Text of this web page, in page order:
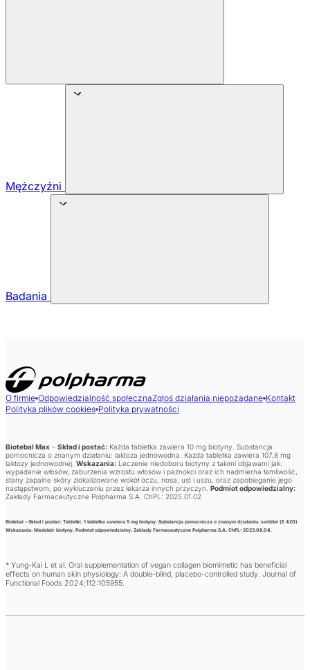
Mężczyźni
Badania
O firmie Odpowiedzialność społecznaZgłoś działania niepożądane Kontakt
Polityka plików cookies Polityka prywatności
Biotebal Max – Skład i postać: Każda tabletka zawiera 10 mg biotyny. Substancja
pomocnicza o znanym działaniu: laktoza jednowodna. Każda tabletka zawiera 107,8 mg
laktozy jednowodnej. Wskazania: Leczenie niedoboru biotyny z takimi objawami jak:
wypadanie włosów, zaburzenia wzrostu włosów i paznokci oraz ich nadmierna łamliwość,
stany zapalne skóry zlokalizowane wokół oczu, nosa, ust i uszu, oraz zapobieganie jego
następstwom, po wykluczeniu przez lekarza innych przyczyn. Podmiot odpowiedzialny:
Zakłady Farmaceutyczne Polpharma S.A. ChPL: 2025.01.02
Biotebal –Skład i postać: Tabletki. 1 tabletka zawiera 5 mg biotyny. Substancja pomocnicza o znanym działaniu: sorbitol (E 420)
Wskazania: Niedobór biotyny. Podmiot odpowiedzialny: Zakłady Farmaceutyczne Polpharma S.A. ChPL: 2023.08.04.
* Yung-Kai L et al. Oral supplementation of vegan collagen biomimetic has beneficial
effects on human skin physiology: A double-blind, placebo-controlled study. Journal of
Functional Foods 2024;112:105955.